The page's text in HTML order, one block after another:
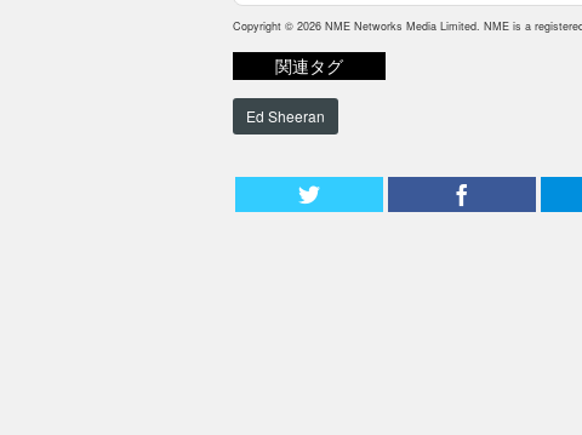
Copyright © 2026 NME Networks Media Limited. NME is a
関連タグ
Ed Sheeran